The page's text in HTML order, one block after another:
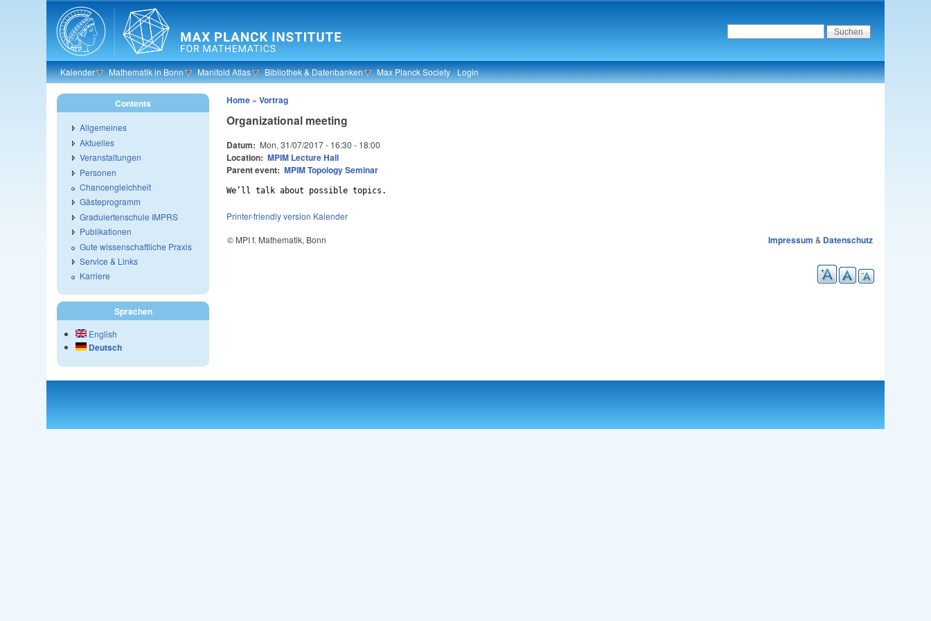
Kalender Mathematik in Bonn Manifold Atlas Bibliothek & Datenbanken Max Planck Society Login
Home »Vortrag
Organizational meeting
Datum: Mon, 31/07/2017 - 16:30 - 18:00
Location: MPIM Lecture Hall
Parent event: MPIM Topology Seminar
We’ll talk about possible topics.
Printer-friendly version Kalender
© MPI f. Mathematik, Bonn
Impressum & Datenschutz
Contents
Allgemeines
Aktuelles
Veranstaltungen
Personen
Chancengleichheit
Gästeprogramm
Graduiertenschule IMPRS
Publikationen
Gute wissenschaftliche Praxis
Service & Links
Karriere
Sprachen
English
Deutsch